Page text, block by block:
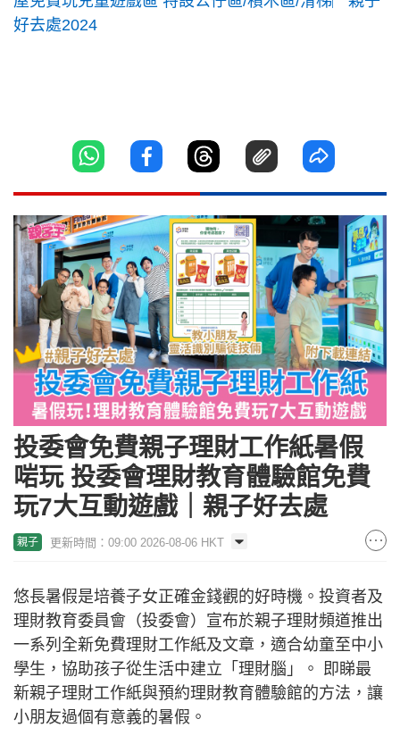
好去處2024
投委會免費親子理財工作紙暑假
啱玩 投委會理財教育體驗館免費
玩7大互動遊戲｜親子好去處
親子 更新時間：09:00 2026-08-06 HKT
悠長暑假是培養子女正確金錢觀的好時機。投資者及
理財教育委員會（投委會）宣布於親子理財頻道推出
一系列全新免費理財工作紙及文章，適合幼童至中小
學生，協助孩子從生活中建立「理財腦」。 即睇最
新親子理財工作紙與預約理財教育體驗館的方法，讓
小朋友過個有意義的暑假。